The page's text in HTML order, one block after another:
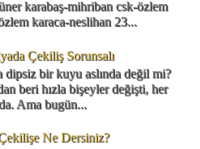
karabaş-mihriban csk-özlem
karaca-neslihan 23...
Çekiliş Sorunsalı
dipsiz bir kuyu aslında değil mi?
beri hızla bişeyler değişti, her
Ama bugün...
Ne Dersiniz?